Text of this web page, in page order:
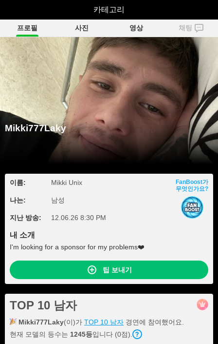
Mikki777Laky
프로필 사진 영상 채팅
Mikki777Laky
이름: Mikki Unix
나는: 남성
지난 방송: 12.06.26 8:30 PM
FanBoost가
무엇인가요?
내 소개
I'm looking for a sponsor for my problems❤️
팁 보내기
TOP 10 남자
Mikki777Laky(이)가 TOP 10 남자 경연에 참여했어요.
현재 모델의 등수는 1245등입니다 (0점).
카테고리